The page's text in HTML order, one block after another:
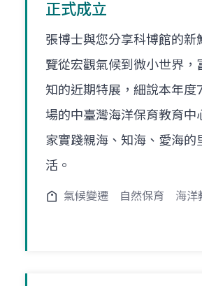
正式成立
張博士與您分享科博館的新
覽從宏觀氣候到微小世界，
知的近期特展，細說本年度
場的中臺灣海洋保育教育中
家實踐親海、知海、愛海的
活。
氣候變遷 自然保育 海洋